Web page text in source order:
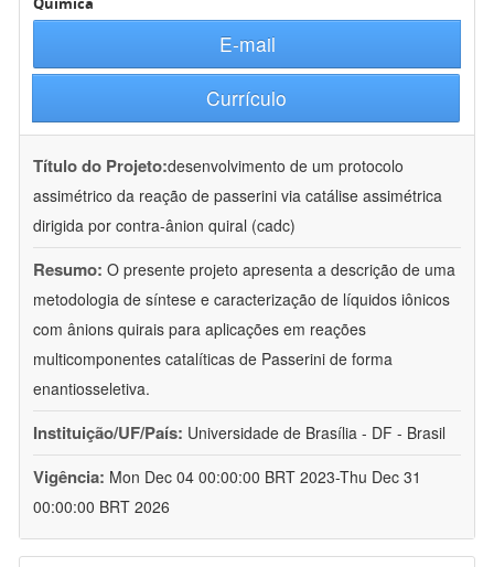
E-mail
Currículo
Título do Projeto:desenvolvimento de um protocolo
assimétrico da reação de passerini via catálise assimétrica
dirigida por contra-ânion quiral (cadc)
Resumo: O presente projeto apresenta a descrição de uma
metodologia de síntese e caracterização de líquidos iônicos
com ânions quirais para aplicações em reações
multicomponentes catalíticas de Passerini de forma
enantiosseletiva.
Instituição/UF/País: Universidade de Brasília - DF - Brasil
Vigência: Mon Dec 04 00:00:00 BRT 2023-Thu Dec 31
00:00:00 BRT 2026